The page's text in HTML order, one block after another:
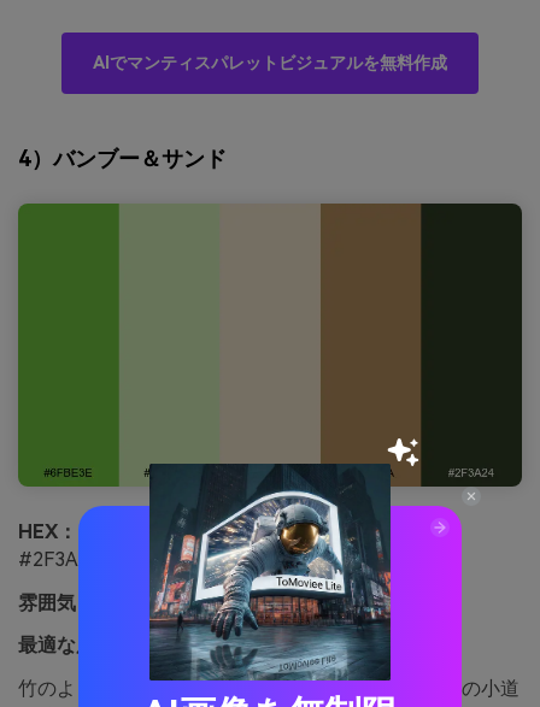
AIでマンティスパレットビジュアルを無料作成
4）バンブー＆サンド
HEX： #6FBE3E #CDE7B0 #E8DCC4 #B08A5A
#2F3A24
雰囲気：
ナチュラルで落ち着き、リゾート感
最適な用途：
エコリゾートのパンフレット表紙
竹のようなグリーンと砂色のニュートラルは、木陰の小道